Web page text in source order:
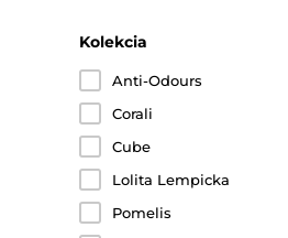
Kolekcia
Anti-Odours
Corali
Cube
Lolita Lempicka
Pomelis